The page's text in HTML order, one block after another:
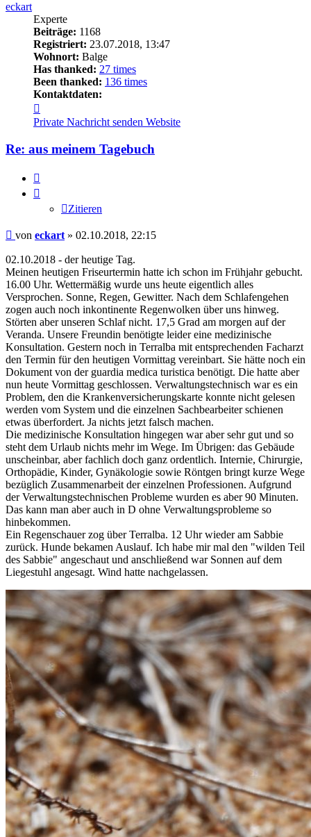
eckart
Experte
Beiträge: 1168
Registriert: 23.07.2018, 13:47
Wohnort: Balge
Has thanked: 27 times
Been thanked: 136 times
Kontaktdaten:
von
eckart
Private Nachricht senden Website
Re: aus meinem Tagebuch
Zitieren
Beitrag
von eckart » 02.10.2018, 22:15
02.10.2018 - der heutige Tag.
Meinen heutigen Friseurtermin hatte ich schon im Frühjahr gebucht.
16.00 Uhr. Wettermäßig wurde uns heute eigentlich alles
Versprochen. Sonne, Regen, Gewitter. Nach dem Schlafengehen
zogen auch noch inkontinente Regenwolken über uns hinweg.
Störten aber unseren Schlaf nicht. 17,5 Grad am morgen auf der
Veranda. Unsere Freundin benötigte leider eine medizinische
Konsultation. Gestern noch in Terralba mit entsprechenden Facharzt
den Termin für den heutigen Vormittag vereinbart. Sie hätte noch ein
Dokument von der guardia medica turistica benötigt. Die hatte aber
nun heute Vormittag geschlossen. Verwaltungstechnisch war es ein
Problem, den die Krankenversicherungskarte konnte nicht gelesen
werden vom System und die einzelnen Sachbearbeiter schienen
etwas überfordert. Ja nichts jetzt falsch machen.
Die medizinische Konsultation hingegen war aber sehr gut und so
steht dem Urlaub nichts mehr im Wege. Im Übrigen: das Gebäude
unscheinbar, aber fachlich doch ganz ordentlich. Internie, Chirurgie,
Orthopädie, Kinder, Gynäkologie sowie Röntgen bringt kurze Wege
bezüglich Zusammenarbeit der einzelnen Professionen. Aufgrund
der Verwaltungstechnischen Probleme wurden es aber 90 Minuten.
Das kann man aber auch in D ohne Verwaltungsprobleme so
hinbekommen.
Ein Regenschauer zog über Terralba. 12 Uhr wieder am Sabbie
zurück. Hunde bekamen Auslauf. Ich habe mir mal den "wilden Teil
des Sabbie" angeschaut und anschließend war Sonnen auf dem
Liegestuhl angesagt. Wind hatte nachgelassen.